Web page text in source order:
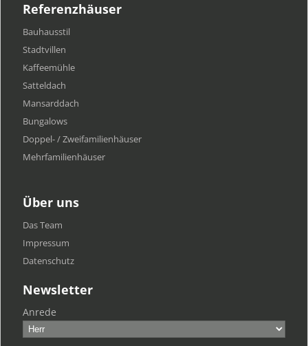
Referenzhäuser
Bauhausstil
Stadtvillen
Kaffeemühle
Satteldach
Mansarddach
Bungalows
Doppel- / Zweifamilienhäuser
Mehrfamilien​häuser
Über uns
Das Team
Impressum
Datenschutz
Newsletter
Anrede